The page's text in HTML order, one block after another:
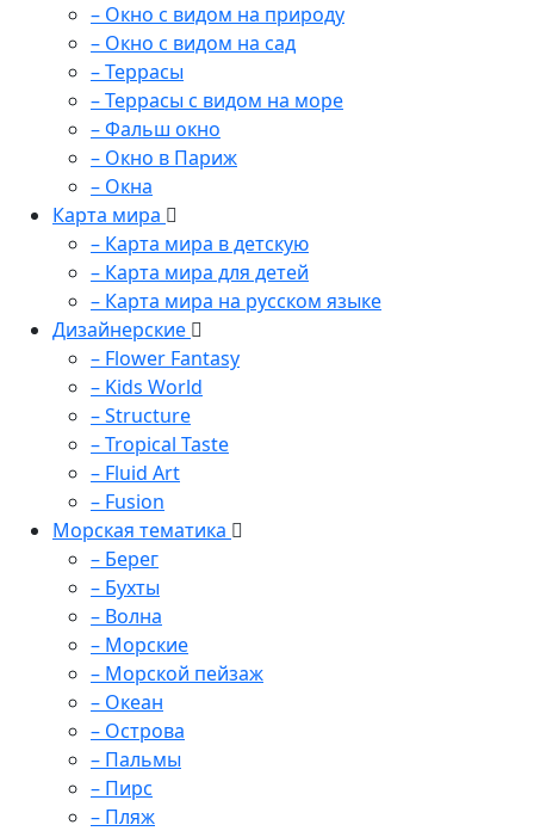
– Окно с видом на природу
– Окно с видом на сад
– Террасы
– Террасы с видом на море
– Фальш окно
– Окно в Париж
– Окна
Карта мира
– Карта мира в детскую
– Карта мира для детей
– Карта мира на русском языке
Дизайнерские
– Flower Fantasy
– Kids World
– Structure
– Tropical Taste
– Fluid Art
– Fusion
Морская тематика
– Берег
– Бухты
– Волна
– Морские
– Морской пейзаж
– Океан
– Острова
– Пальмы
– Пирс
– Пляж